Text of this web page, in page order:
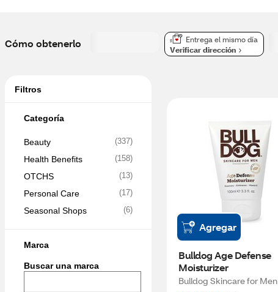
Cómo obtenerlo
Entrega el mismo día
Verificar dirección
Filtros
Categoría
Beauty (337)
Health Benefits (158)
OTCHS (13)
Personal Care (17)
Seasonal Shops (6)
Marca
Buscar una marca
Agregar
Bulldog Age Defense
Moisturizer
Bulldog Skincare for Men